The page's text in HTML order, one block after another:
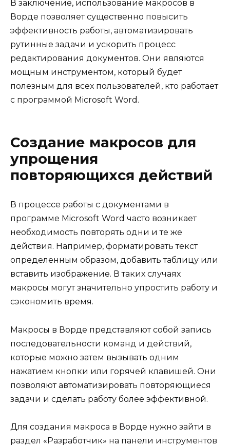
В заключение, использование макросов в
Ворде позволяет существенно повысить
эффективность работы, автоматизировать
рутинные задачи и ускорить процесс
редактирования документов. Они являются
мощным инструментом, который будет
полезным для всех пользователей, кто работает
с программой Microsoft Word.
Создание макросов для
упрощения
повторяющихся действий
В процессе работы с документами в
программе Microsoft Word часто возникает
необходимость повторять одни и те же
действия. Например, форматировать текст
определенным образом, добавить таблицу или
вставить изображение. В таких случаях
макросы могут значительно упростить работу и
сэкономить время.
Макросы в Ворде представляют собой запись
последовательности команд и действий,
которые можно затем вызывать одним
нажатием кнопки или горячей клавишей. Они
позволяют автоматизировать повторяющиеся
задачи и сделать работу более эффективной.
Для создания макроса в Ворде нужно зайти в
раздел «Разработчик» на панели инструментов